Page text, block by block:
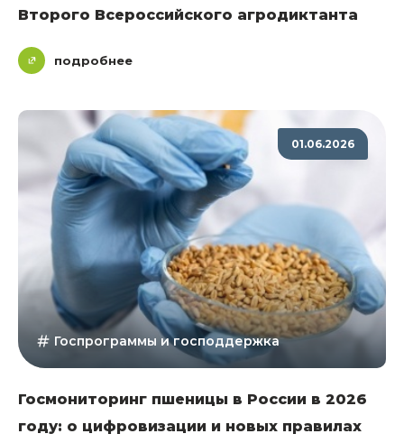
Второго Всероссийского агродиктанта
подробнее
01.06.2026
Госпрограммы и господдержка
Госмониторинг пшеницы в России в 2026
году: о цифровизации и новых правилах